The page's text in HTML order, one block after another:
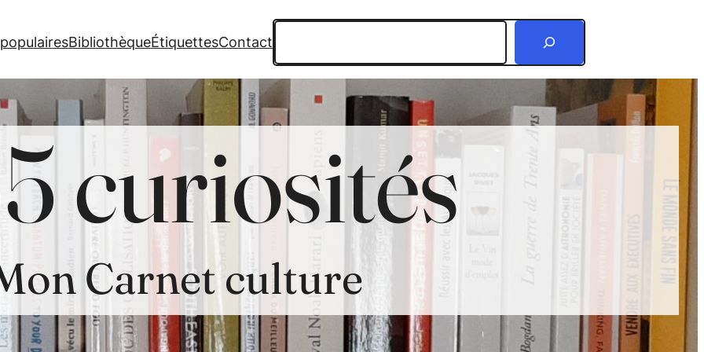
BibliothèqueÉtiquettesContact
curiosités
Carnet culture